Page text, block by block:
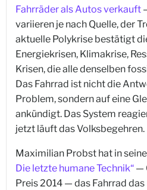
Fahrräder als Autos verkauft
variieren je nach Quelle, der
aktuelle Polykrise bestätigt
Energiekrisen, Klimakrise,
Krisen, die alle denselben
Das Fahrrad ist nicht die
Problem, sondern auf eine
ankündigt. Das System
jetzt läuft das Volksbegehren.
Maximilian Probst hat in
Die letzte humane Technik“ —
Preis 2014 — das Fahrrad